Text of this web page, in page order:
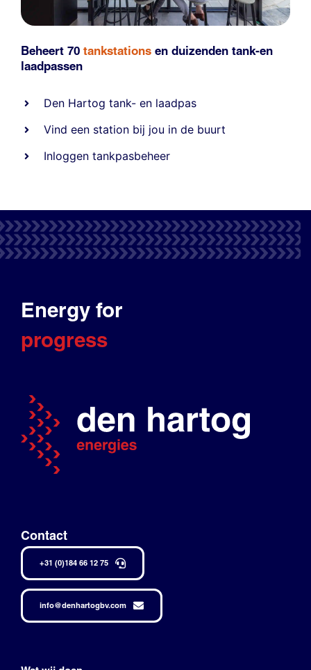
Beheert 70 tankstations en duizenden tank-en
laadpassen
Den Hartog tank- en laadpas
Vind een station bij jou in de buurt
Inloggen tankpasbeheer
Energy for
progress
Contact
+31 (0)184 66 12 75
info@denhartogbv.com